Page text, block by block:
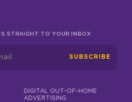
STRAIGHT TO YOUR INBOX
SUBSCRIBE
DIGITAL OUT-OF-HOME
ADVERTISING